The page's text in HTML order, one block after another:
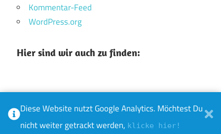
Kommentar-Feed
WordPress.org
Hier sind wir auch zu finden:
WordPress-Theme: Maxwell von ThemeZee.
Diese Website nutzt Google Analytics. Möchtest Du
nicht weiter getrackt werden, klicke hier!